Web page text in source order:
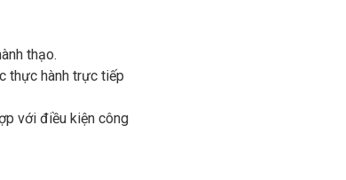
thạo.
thực hành trực tiếp
với điều kiện công